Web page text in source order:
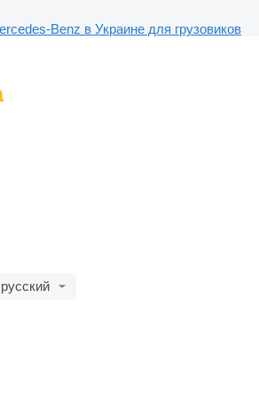
Benz в Украине для грузовиков